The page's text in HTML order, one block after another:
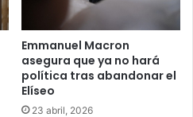
Emmanuel Macron
asegura que ya no hará
política tras abandonar el
Elíseo
23 abril, 2026